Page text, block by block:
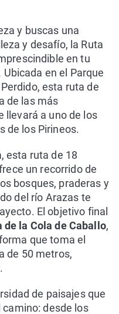
y buscas una
y desafío, la Ruta
en tu
en el Parque
esta ruta de
de las más
llevará a uno de los
de los Pirineos.
esta ruta de 18
un recorrido de
bosques, praderas y
del río Arazas te
El objetivo final
de la Cola de Caballo,
que toma el
de 50 metros,
de paisajes que
desde los